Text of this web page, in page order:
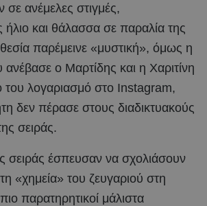
σε ανέμελες στιγμές,
και θάλασσα σε παραλία της
παρέμεινε «μυστική», όμως η
ο Μαρτίδης και η Χαριτίνη
λογαριασμό στο Instagram,
δεν πέρασε στους διαδικτυακούς
σειράς.
σειράς έσπευσαν να σχολιάσουν
«χημεία» του ζευγαριού στη
παρατηρητικοί μάλιστα